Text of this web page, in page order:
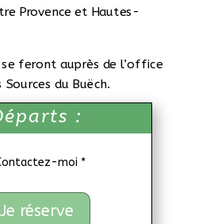
Provence et Hautes-
feront auprès de l’office
du Buëch.
:
moi *
Je réserve